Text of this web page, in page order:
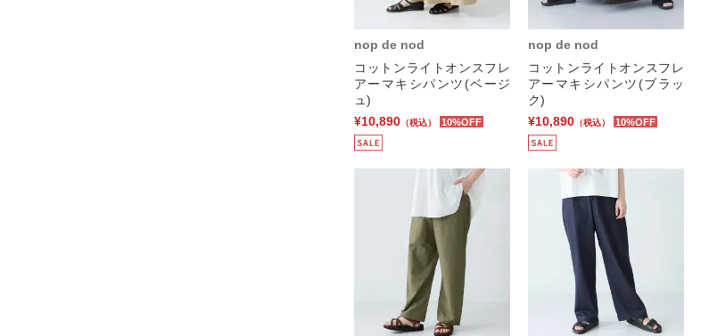
nop de nod
コットンライトオンスフレ
アーマキシパンツ(ベージ
ュ)
¥10,890 （税込） 10%OFF
nop de nod
コットンライトオンスフレ
アーマキシパンツ(ブラッ
ク)
¥10,890 （税込） 10%OFF